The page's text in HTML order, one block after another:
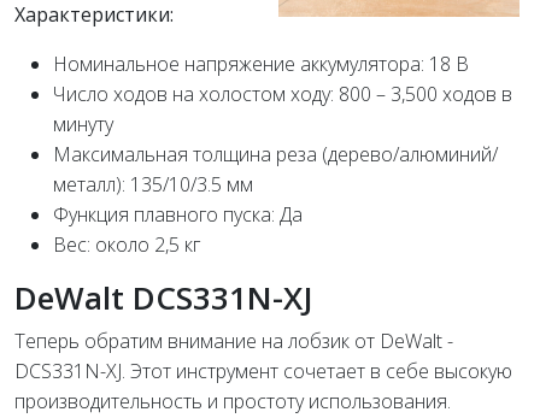
Характеристики:
Номинальное напряжение аккумулятора: 18 В
Число ходов на холостом ходу: 800 – 3,500 ходов в
минуту
Максимальная толщина реза (дерево/алюминий/
металл): 135/10/3.5 мм
Функция плавного пуска: Да
Вес: около 2,5 кг
DeWalt DCS331N-XJ
Теперь обратим внимание на лобзик от DeWalt -
DCS331N-XJ. Этот инструмент сочетает в себе высокую
производительность и простоту использования.